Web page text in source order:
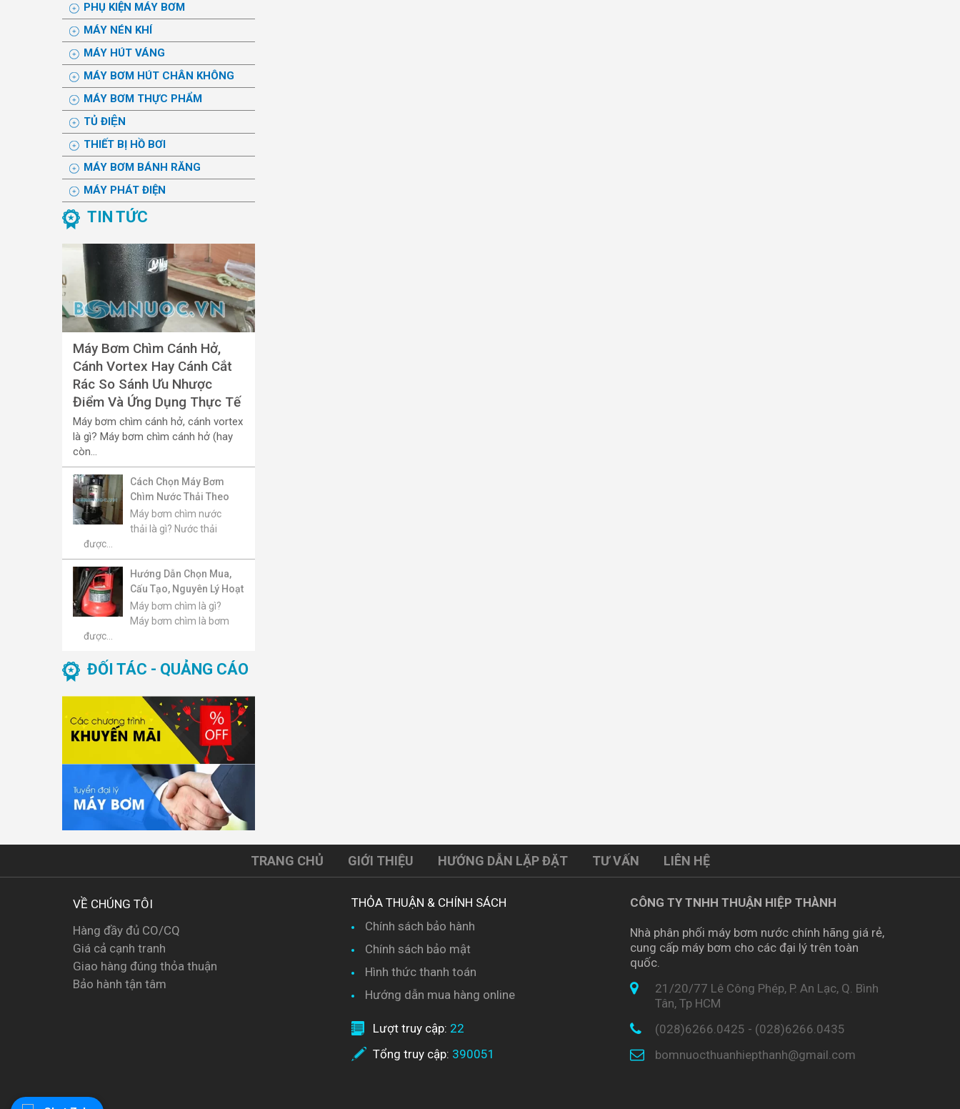
PHỤ KIỆN MÁY BƠM
MÁY NÉN KHÍ
MÁY HÚT VÁNG
MÁY BƠM HÚT CHÂN KHÔNG
MÁY BƠM THỰC PHẨM
TỦ ĐIỆN
THIẾT BỊ HỒ BƠI
MÁY BƠM BÁNH RĂNG
MÁY PHÁT ĐIỆN
TIN TỨC
Máy Bơm Chìm Cánh Hở,
Cánh Vortex Hay Cánh Cắt
Rác So Sánh Ưu Nhược
Điểm Và Ứng Dụng Thực Tế
Máy bơm chìm cánh hở, cánh vortex
là gì? Máy bơm chìm cánh hở (hay
còn...
Cách Chọn Máy Bơm
Chìm Nước Thải Theo
Lưu Lượng, Cột Áp, Kích
Thước Hạt Rắn Và Môi
Máy bơm chìm nước
thải là gì? Nước thải
được...
Hướng Dẫn Chọn Mua,
Cấu Tạo, Nguyên Lý Hoạt
Động, Báo Giá Và Top
Máy Bơm Chìm Đáng
Máy bơm chìm là gì?
Máy bơm chìm là bơm
được...
ĐỐI TÁC - QUẢNG CÁO
TRANG CHỦ GIỚI THIỆU HƯỚNG DẪN LẶP ĐẶT TƯ VẤN LIÊN HỆ
VỀ CHÚNG TÔI
Hàng đầy đủ CO/CQ
Giá cả cạnh tranh
Giao hàng đúng thỏa thuận
Bảo hành tận tâm
THỎA THUẬN & CHÍNH SÁCH
Chính sách bảo hành
Chính sách bảo mật
Hình thức thanh toán
Hướng dẫn mua hàng online
Lượt truy cập: 22
Tổng truy cập: 390051
CÔNG TY TNHH THUẬN HIỆP THÀNH
Nhà phân phối máy bơm nước chính hãng giá rẻ,
cung cấp máy bơm cho các đại lý trên toàn
quốc.
21/20/77 Lê Công Phép, P. An Lạc, Q. Bình
Tân, Tp HCM
(028)6266.0425 - (028)6266.0435
bomnuocthuanhiepthanh@gmail.com